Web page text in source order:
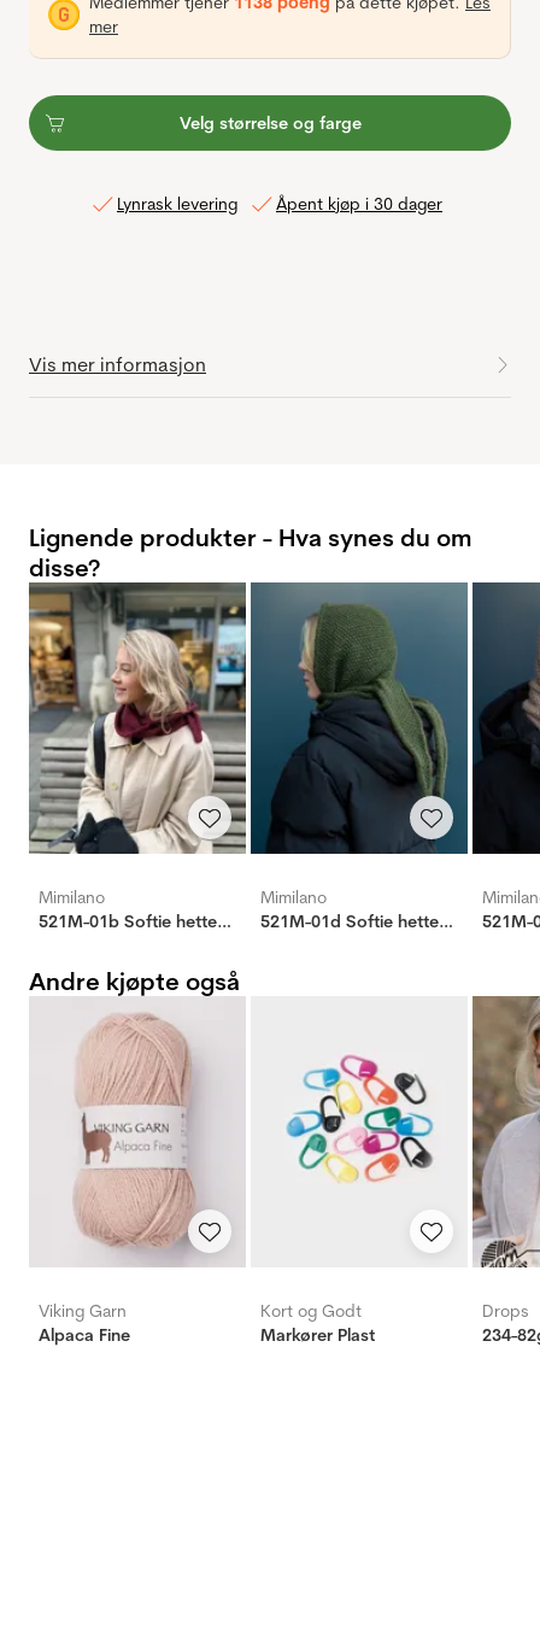
mer
Velg størrelse og farge
Lynrask levering Åpent kjøp i 30 dager
Vis mer informasjon
Lignende produkter - Hva synes du om
disse?
Mimilano
521M-01b Softie hetteskjerf
Mimilano
521M-01d Softie hetteskjerf
Andre kjøpte også
Viking Garn
Alpaca Fine
Kort og Godt
Markører Plast
Drops